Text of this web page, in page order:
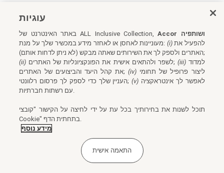
עוגיות
באתר האינטרנט של ALL Inclusive Collection,
Accor ושותפיה
מעוניינות לאחסן או לאחזר מידע במכשיר שלך על מנת: (i)להפעיל את
האתרים ולספק לך את השירותים שאתה מבקש (לא ניתן לדחות אותם);
(ii)
לשפר ולהתאים אישית את הפונקציונליות של האתרים; (iii)למדוד
את קהל היעד והביצועים של האתרים;(iv)
העניין שלך כדי לספק לך פרסום רלוונטי;(v)
עם רשתות חברתיות.
תוכל לשנות את בחירותיך בכל עת על ידי לחיצה על הקישור "קובצי
Cookie" בתחתית הדף.
מידע נוסף
התאמה אישית